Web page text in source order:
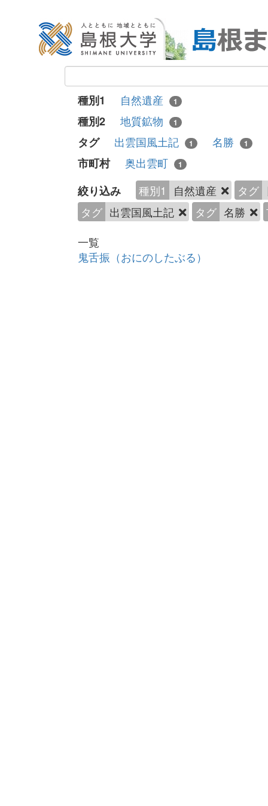
種別1 自然遺産 1
種別2 地質鉱物 1
タグ 出雲国風土記 1 名勝 1
市町村
奥出雲町 1
絞り込み 種別1 自然遺産 タグ
タグ 出雲国風土記 タグ 名勝
一覧
鬼舌振（おにのしたぶる）